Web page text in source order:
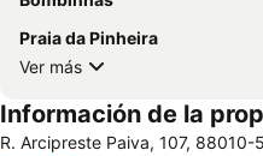
Praia da Pinheira
Ver más
Información de la
R. Arcipreste Paiva, 107, 88010-